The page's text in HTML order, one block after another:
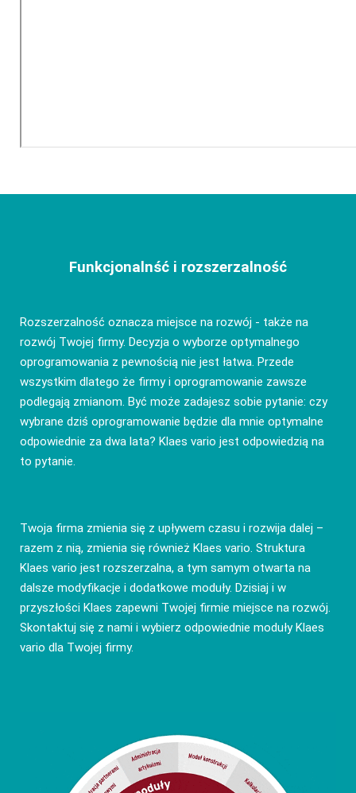
Funkcjonalnść i rozszerzalność
Rozszerzalność oznacza miejsce na rozwój - także na
rozwój Twojej firmy. Decyzja o wyborze optymalnego
oprogramowania z pewnością nie jest łatwa. Przede
wszystkim dlatego że firmy i oprogramowanie zawsze
podlegają zmianom. Być może zadajesz sobie pytanie: czy
wybrane dziś oprogramowanie będzie dla mnie optymalne
odpowiednie za dwa lata? Klaes vario jest odpowiedzią na
to pytanie.
Twoja firma zmienia się z upływem czasu i rozwija dalej –
razem z nią, zmienia się również Klaes vario. Struktura
Klaes vario jest rozszerzalna, a tym samym otwarta na
dalsze modyfikacje i dodatkowe moduły. Dzisiaj i w
przyszłości Klaes zapewni Twojej firmie miejsce na rozwój.
Skontaktuj się z nami i wybierz odpowiednie moduły Klaes
vario dla Twojej firmy.